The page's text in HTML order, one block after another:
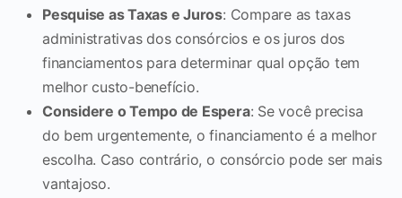
Pesquise as Taxas e Juros: Compare as taxas
administrativas dos consórcios e os juros dos
financiamentos para determinar qual opção tem
melhor custo-benefício.
Considere o Tempo de Espera: Se você precisa
do bem urgentemente, o financiamento é a melhor
escolha. Caso contrário, o consórcio pode ser mais
vantajoso.